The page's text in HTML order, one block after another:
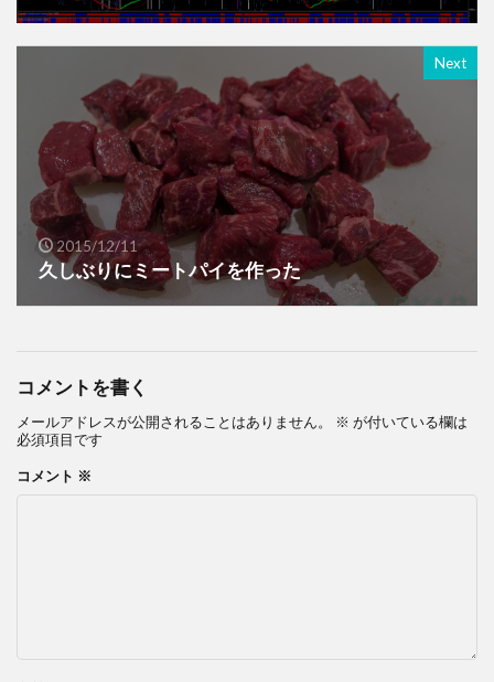
Next
2015/12/11
久しぶりにミートパイを作った
コメントを書く
メールアドレスが公開されることはありません。 ※ が付いている欄は
必須項目です
コメント ※